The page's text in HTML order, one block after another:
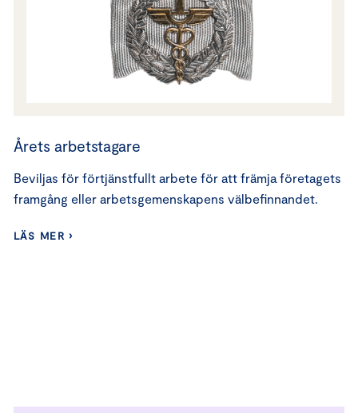
Årets arbetstagare
Beviljas för förtjänstfullt arbete för att främja företagets
framgång eller arbetsgemenskapens välbefinnandet.
LÄS MER ›